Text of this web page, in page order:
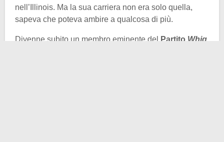
nell’Illinois. Ma la sua carriera non era solo quella,
sapeva che poteva ambire a qualcosa di più.
Divenne subito un membro eminente del Partito Whig